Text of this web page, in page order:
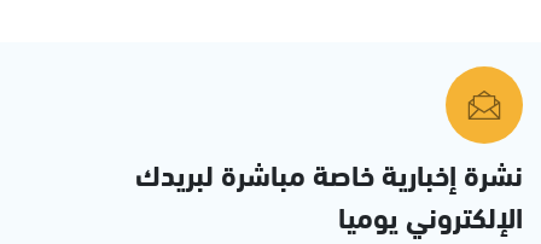
نشرة إخبارية خاصة مباشرة لبريدك
الإلكتروني يوميا